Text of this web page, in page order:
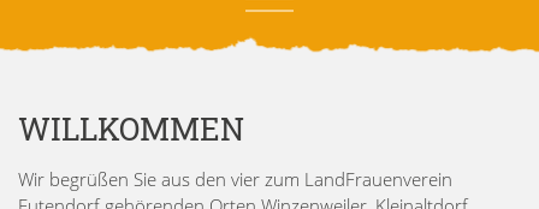
WILLKOMMEN
Wir begrüßen Sie aus den vier zum LandFrauenverein